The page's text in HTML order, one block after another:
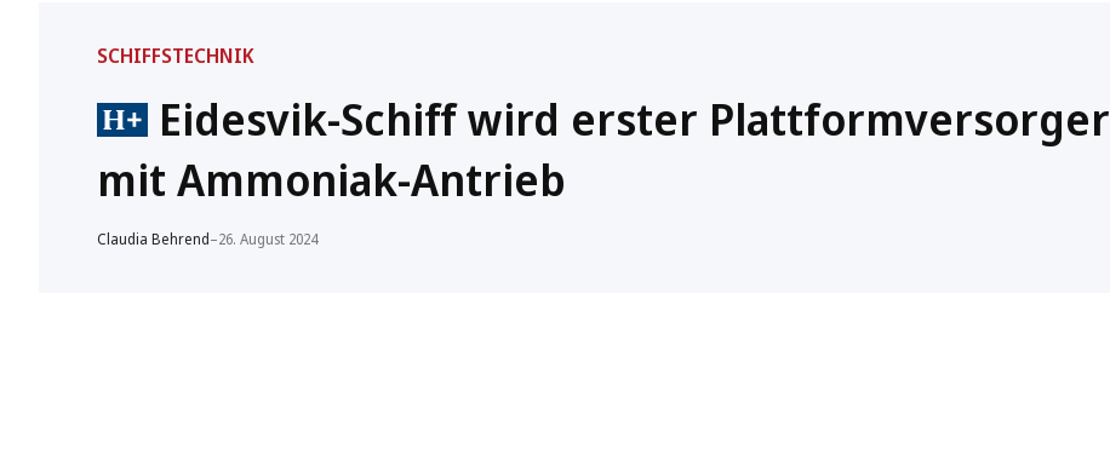
SCHIFFSTECHNIK
Eidesvik-Schiff wird erster Plattformversorger
mit Ammoniak-Antrieb
Claudia Behrend–26. August 2024